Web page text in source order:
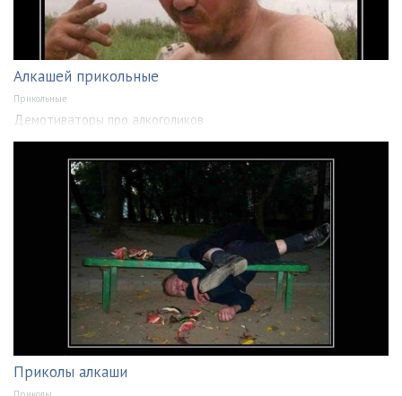
Алкашей прикольные
Прикольные
Демотиваторы про алкоголиков
Приколы алкаши